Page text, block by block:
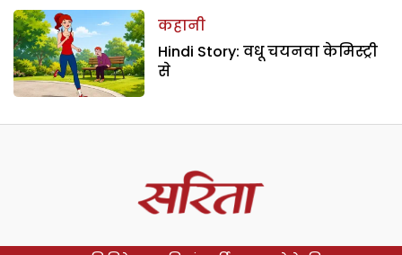
कहानी
Hindi Story: वधू चयनवा केमिस्ट्री
से